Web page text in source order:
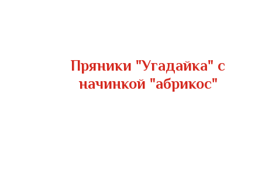
Пряники "Угадайка" с
начинкой "абрикос"